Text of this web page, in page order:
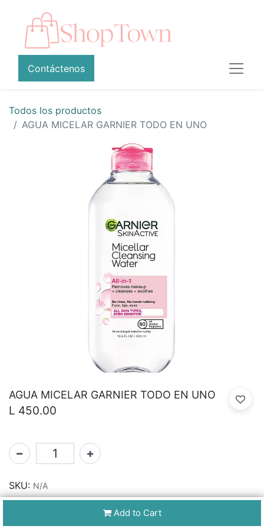
Contáctenos
Todos los productos
AGUA MICELAR GARNIER TODO EN UNO
AGUA MICELAR GARNIER TODO EN UNO
L 450.00
Add to Cart
SKU: N/A